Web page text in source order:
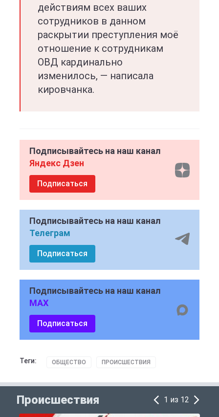
действиям всех ваших
сотрудников в данном
раскрытии преступления моё
отношение к сотрудникам
ОВД кардинально
изменилось, — написала
кировчанка.
Подписывайтесь на наш канал
Яндекс Дзен
Подписаться
Подписывайтесь на наш канал
Телеграм
Подписаться
Подписывайтесь на наш канал
MAX
Подписаться
Теги: ОБЩЕСТВО ПРОИСШЕСТВИЯ
Происшествия 1 из 12